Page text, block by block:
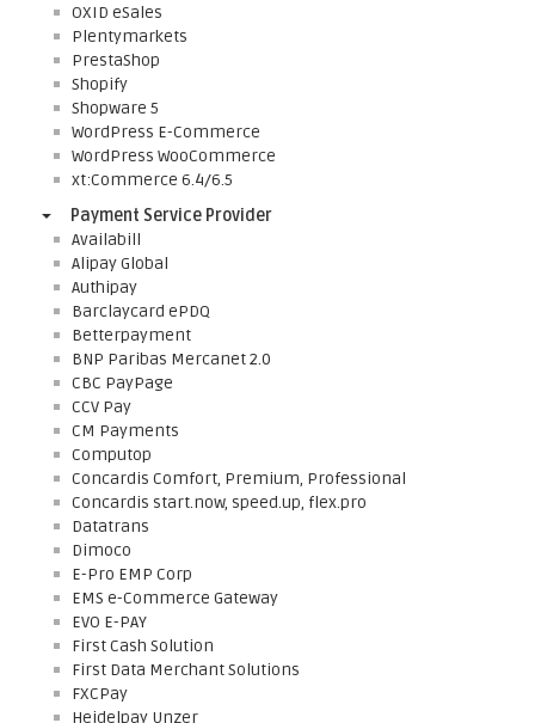
OXID eSales
Plentymarkets
PrestaShop
Shopify
Shopware 5
WordPress E-Commerce
WordPress WooCommerce
xt:Commerce 6.4/6.5
Payment Service Provider
Availabill
Alipay Global
Authipay
Barclaycard ePDQ
Betterpayment
BNP Paribas Mercanet 2.0
CBC PayPage
CCV Pay
CM Payments
Computop
Concardis Comfort, Premium, Professional
Concardis start.now, speed.up, flex.pro
Datatrans
Dimoco
E-Pro EMP Corp
EMS e-Commerce Gateway
EVO E-PAY
First Cash Solution
First Data Merchant Solutions
FXCPay
Heidelpay Unzer